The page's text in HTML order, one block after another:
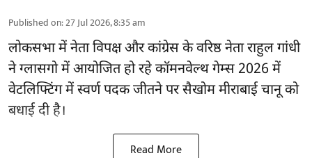
Published on:27 Jul 2026, 8:35 am
लोकसभा में नेता विपक्ष औरकांग्रेस के वरिष्ठ नेता राहुल गांधी
ने ग्लासगो में आयोजित हो रहे कॉमनवेल्थ गेम्स 2026 में
वेटलिफ्टिंग में स्वर्ण पदक जीतने पर सैखोम मीराबाई चानू को
बधाई दी है।
Read More